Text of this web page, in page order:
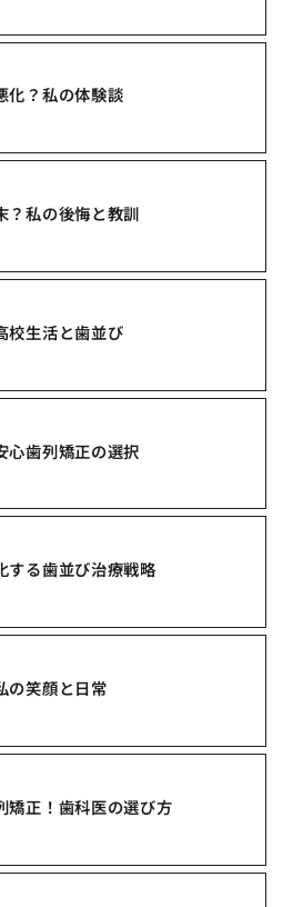
化？私の体験談
？私の後悔と教訓
校生活と歯並び
心歯列矯正の選択
する歯並び治療戦略
の笑顔と日常
矯正！歯科医の選び方